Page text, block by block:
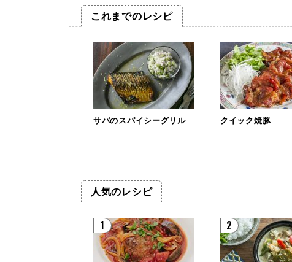
これまでのレシピ
サバのスパイシーグリル クイック焼豚
人気のレシピ
1 2